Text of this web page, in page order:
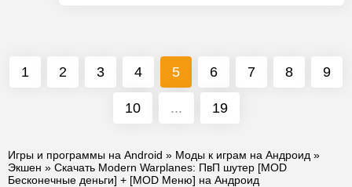
1 2 3 4 5 6 7 8 9
10 ... 19
Игры и программы на Android » Моды к играм на Андроид »
Экшен » Скачать Modern Warplanes: ПвП шутер [MOD
Бесконечные деньги] + [MOD Меню] на Андроид